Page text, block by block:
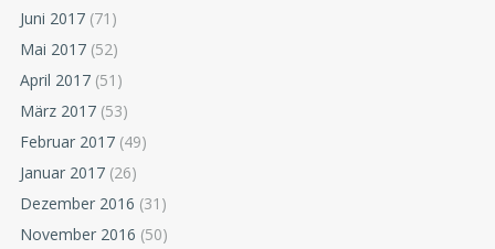
Juni 2017 (71)
Mai 2017 (52)
April 2017 (51)
März 2017 (53)
Februar 2017 (49)
Januar 2017 (26)
Dezember 2016 (31)
November 2016 (50)